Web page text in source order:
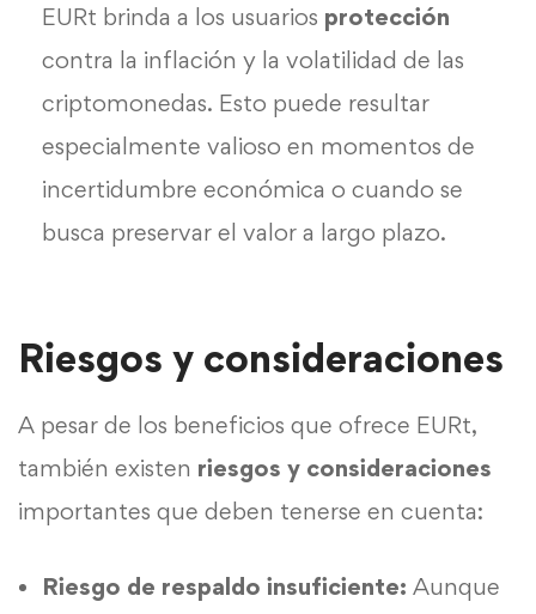
EURt brinda a los usuarios protección
contra la inflación y la volatilidad de las
criptomonedas. Esto puede resultar
especialmente valioso en momentos de
incertidumbre económica o cuando se
busca preservar el valor a largo plazo.
Riesgos y consideraciones
A pesar de los beneficios que ofrece EURt,
también existen riesgos y consideraciones
importantes que deben tenerse en cuenta:
Riesgo de respaldo insuficiente: Aunque